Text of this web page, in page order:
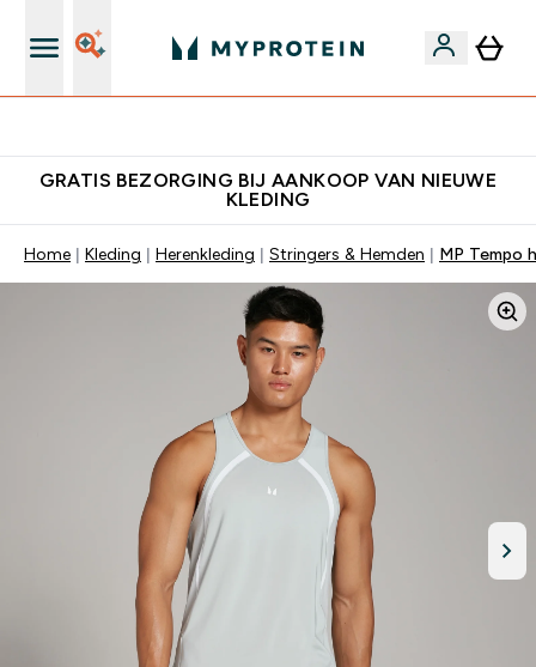
GRATIS BEZORGING BIJ AANKOOP VAN NIEUWE
KLEDING
Home Kleding Herenkleding Stringers & Hemden MP Tempo